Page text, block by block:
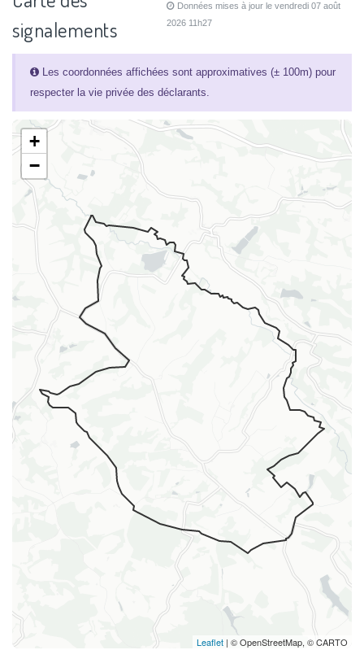
signalements
Données mises à jour le vendredi 07 août
2026 11h27
Les coordonnées affichées sont approximatives (± 100m) pour
respecter la vie privée des déclarants.
+
−
Leaflet | © OpenStreetMap, © CARTO